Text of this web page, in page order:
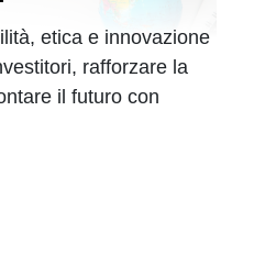
etica e innovazione
rafforzare la
il futuro con